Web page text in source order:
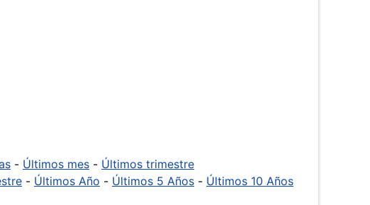
- Últimos mes - Últimos trimestre
- Últimos Año - Últimos 5 Años - Últimos 10 Años